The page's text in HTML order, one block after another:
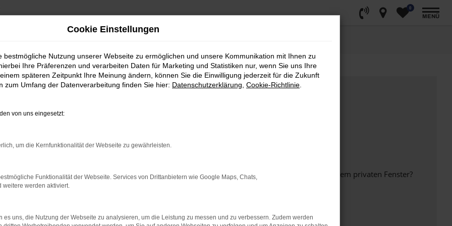
0
MENÜ
bestimmter Seiten verhindern. Funktioniert die Seite in einem anderen Browser oder in einem privaten Fenster?
beheben.
auf dem neuesten Stand sind.
Cookie Einstellungen
bestmögliche Nutzung unserer Webseite zu ermöglichen und unsere Kommunikation mit Ihnen zu
Ihre Präferenzen und verarbeiten Daten für Marketing und Statistiken nur, wenn Sie uns Ihre
späteren Zeitpunkt Ihre Meinung ändern, können Sie die Einwilligung jederzeit für die Zukunft
zum Umfang der Datenverarbeitung finden Sie hier: Datenschutzerklärung Cookie-Richtlinie
von uns eingesetzt:
um die Kernfunktionalität der Webseite zu gewährleisten.
Funktionalität der Webseite. Services von Drittanbietern wie Google Maps, Chats,
weitere werden aktiviert.
es uns, die Nutzung der Webseite zu analysieren, um die Leistung zu messen und zu verbessern. Zudem werden